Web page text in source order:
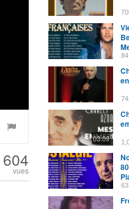
604
vues
03:09